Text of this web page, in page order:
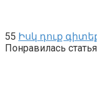
55 Իսկ դուք
Понравилась